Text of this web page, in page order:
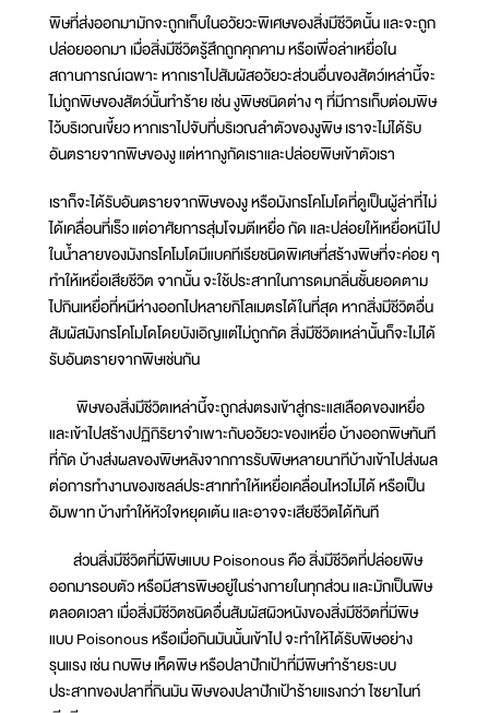
พิษที่ส่งออกมามักจะถูกเก็บในอวัยวะพิเศษของสิ่งมีชีวิตนั้น และจะถูก
ปล่อยออกมา เมื่อสิ่งมีชีวิตรู้สึกถูกคุกคาม หรือเพื่อล่าเหยื่อใน
สถานการณ์เฉพาะ หากเราไปสัมผัสอวัยวะส่วนอื่นของสัตว์เหล่านี้จะ
ไม่ถูกพิษของสัตว์นั้นทำร้าย เช่น งูพิษชนิดต่าง ๆ ที่มีการเก็บต่อมพิษ
ไว้บริเวณเขี้ยว หากเราไปจับที่บริเวณลำตัวของงูพิษ เราจะไม่ได้รับ
อันตรายจากพิษของงู แต่หากงูกัดเราและปล่อยพิษเข้าตัวเรา
เราก็จะได้รับอันตรายจากพิษของงู หรือมังกรโคโมโดที่ดูเป็นผู้ล่าที่ไม่
ได้เคลื่อนที่เร็ว แต่อาศัยการสุ่มโจมตีเหยื่อ กัด และปล่อยให้เหยื่อหนีไป
ในน้ำลายของมังกรโคโมโดมีแบคทีเรียชนิดพิเศษที่สร้างพิษที่จะค่อย ๆ
ทำให้เหยื่อเสียชีวิต จากนั้น จะใช้ประสาทในการดมกลิ่นชั้นยอดตาม
ไปกินเหยื่อที่หนีห่างออกไปหลายกิโลเมตรได้ในที่สุด หากสิ่งมีชีวิตอื่น
สัมผัสมังกรโคโมโดโดยบังเอิญแต่ไม่ถูกกัด สิ่งมีชีวิตเหล่านั้นก็จะไม่ได้
รับอันตรายจากพิษเช่นกัน
พิษของสิ่งมีชีวิตเหล่านี้จะถูกส่งตรงเข้าสู่กระแสเลือดของเหยื่อ
และเข้าไปสร้างปฏิกิริยาจำเพาะกับอวัยวะของเหยื่อ บ้างออกพิษทันที
ที่กัด บ้างส่งผลของพิษหลังจากการรับพิษหลายนาทีบ้างเข้าไปส่งผล
ต่อการทำงานของเซลล์ประสาททำให้เหยื่อเคลื่อนไหวไม่ได้ หรือเป็น
อัมพาท บ้างทำให้หัวใจหยุดเต้น และอาจจะเสียชีวิตได้ทันที
ส่วนสิ่งมีชีวิตที่มีพิษแบบ Poisonous คือ สิ่งมีชีวิตที่ปล่อยพิษ
ออกมารอบตัว หรือมีสารพิษอยู่ในร่างกายในทุกส่วน และมักเป็นพิษ
ตลอดเวลา เมื่อสิ่งมีชีวิตชนิดอื่นสัมผัสผิวหนังของสิ่งมีชีวิตที่มีพิษ
แบบ Poisonous หรือเมื่อกินมันนั้นเข้าไป จะทำให้ได้รับพิษอย่าง
รุนแรง เช่น กบพิษ เห็ดพิษ หรือปลาปักเป้าที่มีพิษทำร้ายระบบ
ประสาทของปลาที่กินมัน พิษของปลาปักเป้าร้ายแรงกว่า ไซยาไนท์